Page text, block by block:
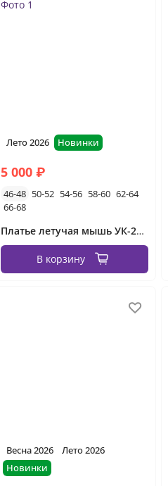
Лето 2026 Новинки
5 000 ₽
46-48 50-52 54-56 58-60 62-64
66-68
Платье летучая мышь УК-2656-2 Фабрика Моды
В корзину
Весна 2026
Лето 2026
Новинки